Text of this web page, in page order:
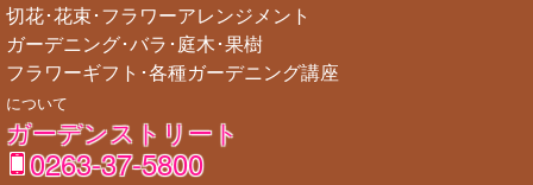
切花･花束･フラワーアレンジメント
ガーデニング･バラ･庭木･果樹
フラワーギフト･各種ガーデニング講座
について
ガーデンストリート
0263-37-5800